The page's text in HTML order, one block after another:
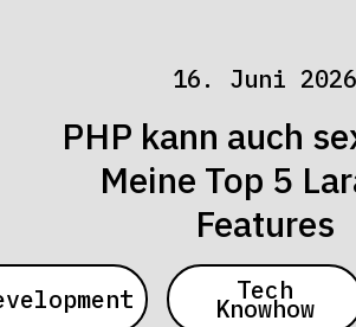
16. Juni 2026
PHP kann auch
Meine Top 5
Features
Tech
Knowhow